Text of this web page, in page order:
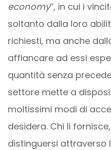
economy”, in cui i
soltanto dalla loro
richiesti, ma anche
affiancare ad essi
quantità senza
settore mette a
moltissimi modi di
desidera. Chi li
distinguersi attraverso